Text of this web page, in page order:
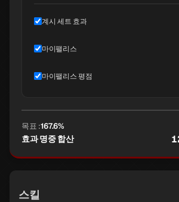
계시 세트 효과
마이팰리스
마이팰리스 평점
목표 :167.6%
효과 명중 합산
스킬